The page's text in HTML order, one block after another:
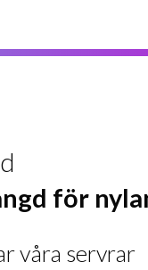
för
våra servrar